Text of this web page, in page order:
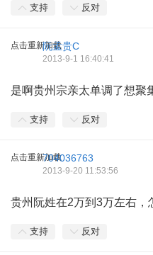
支持 反对
点击重新加载阮孟贵C
2013-9-1 16:40:41
是啊贵州宗亲太单调了想聚
支持 反对
点击重新加载704036763
2013-9-20 11:53:56
贵州阮姓在2万到3万左右，
支持 反对